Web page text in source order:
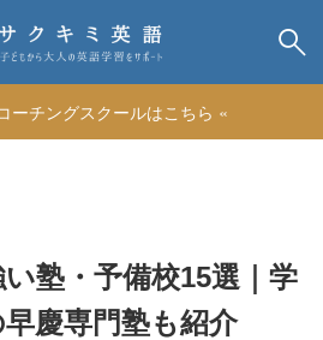
ーチングスクールはこちら «
塾・予備校15選｜学
慶専門塾も紹介